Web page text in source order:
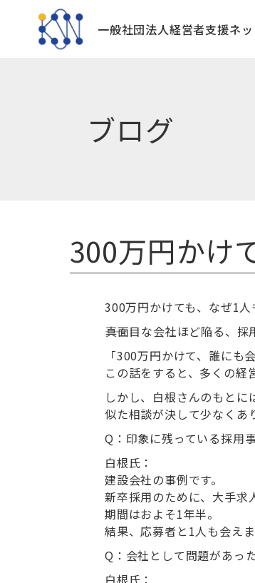
一般社団法人経営者支援ネ
ブログ
300万円かけ
300万円かけても、なぜ1人
――真面目な会社ほど陥る、
「300万円かけて、誰にも
この話をすると、多くの経
しかし、白根さんのもとに
似た相談が決して少なくあ
Q ： 印象に残っている採用
白根氏：
建設会社の事例です。
新卒採用のために、大手求
期間はおよそ1年半。
結果、応募者と1人も会えま
Q ： 会社として問題があっ
白根氏：